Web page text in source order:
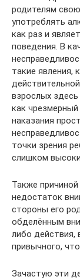
родителям
употреблять
как раз и
поведения. В
такие явления,
взрослых
как
наказания
точки зрения
слишком
Также
недостаток
стороны его
обделённым
либо действия,
привычного,
Зачастую эти